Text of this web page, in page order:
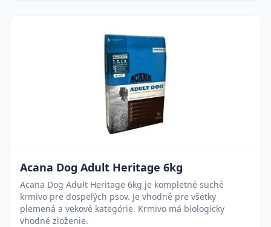
Acana Dog Adult Heritage 6kg
Acana Dog Adult Heritage 6kg je kompletné suché
krmivo pre dospelých psov. Je vhodné pre všetky
plemená a vekové kategórie. Krmivo má biologicky
vhodné zloženie.